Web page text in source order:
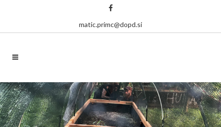
matic.primc@dopd.si